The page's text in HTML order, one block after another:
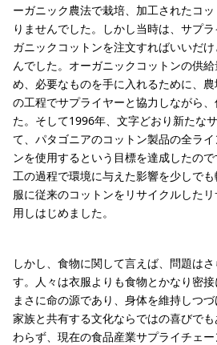
ーガニック農法で栽培、加工されたコ
りませんでした。しかし当時は、サプ
ガニックコットンを注文すればいいだ
んでした。オーガニックコットンの供
め、必要なものを手に入れるために、
の工程でサプライヤーと協力しながら
た。そして1996年、文字どおり新たな
て、パタゴニアのコットン製品の全ラ
ンを使用するという目標を達成したの
工の過程で環境に与えた影響を少しで
服に従来のコットンをリサイクルした
用しはじめました。
しかし、食物に関して言えば、問題は
す。人々は衣服よりも食物とかなり密
まさに命の源であり、身体を維持しつ
家族と共有する文化ならではの喜びで
わらず、現在の食品産業サプライチェ